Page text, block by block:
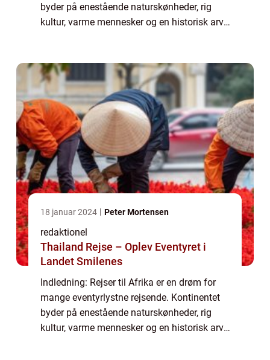
byder på enestående naturskønheder, rig
kultur, varme mennesker og en historisk arv,
18 januar 2024 Peter Mortensen
redaktionel
Thailand Rejse – Oplev Eventyret i
Landet Smilenes
Indledning: Rejser til Afrika er en drøm for
mange eventyrlystne rejsende. Kontinentet
byder på enestående naturskønheder, rig
kultur, varme mennesker og en historisk arv,